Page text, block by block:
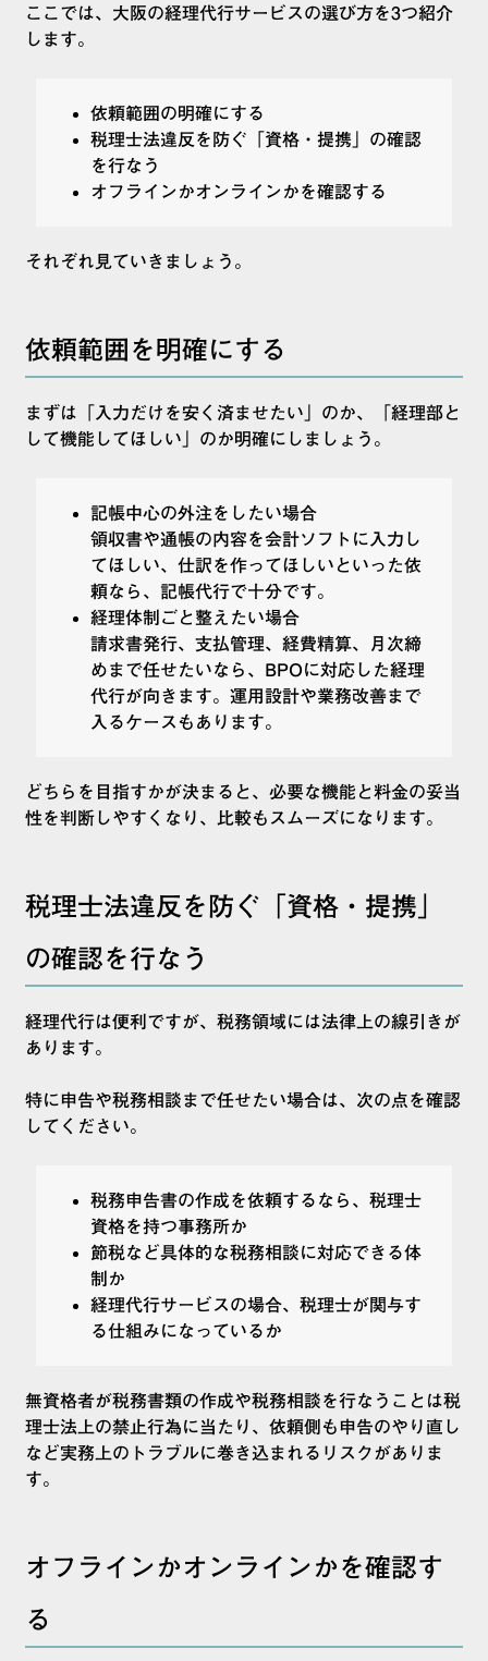
ここでは、大阪の経理代行サービスの選び方を3つ紹介
します。
依頼範囲の明確にする
税理士法違反を防ぐ「資格・提携」の確認
を行なう
オフラインかオンラインかを確認する
それぞれ見ていきましょう。
依頼範囲を明確にする
まずは「入力だけを安く済ませたい」のか、「経理部と
して機能してほしい」のか明確にしましょう。
記帳中心の外注をしたい場合
領収書や通帳の内容を会計ソフトに入力し
てほしい、仕訳を作ってほしいといった依
頼なら、記帳代行で十分です。
経理体制ごと整えたい場合
請求書発行、支払管理、経費精算、月次締
めまで任せたいなら、BPOに対応した経理
代行が向きます。運用設計や業務改善まで
入るケースもあります。
どちらを目指すかが決まると、必要な機能と料金の妥当
性を判断しやすくなり、比較もスムーズになります。
税理士法違反を防ぐ「資格・提携」
の確認を行なう
経理代行は便利ですが、税務領域には法律上の線引きが
あります。
特に申告や税務相談まで任せたい場合は、次の点を確認
してください。
税務申告書の作成を依頼するなら、税理士
資格を持つ事務所か
節税など具体的な税務相談に対応できる体
制か
経理代行サービスの場合、税理士が関与す
る仕組みになっているか
無資格者が税務書類の作成や税務相談を行なうことは税
理士法上の禁止行為に当たり、依頼側も申告のやり直し
など実務上のトラブルに巻き込まれるリスクがありま
す。
オフラインかオンラインかを確認す
る